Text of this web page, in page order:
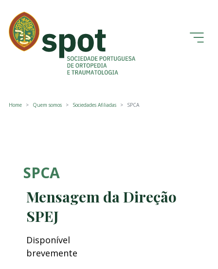
Home Quem somos Sociedades Afiliadas SPCA
SPCA
Mensagem da Direção
SPEJ
Disponível
brevemente